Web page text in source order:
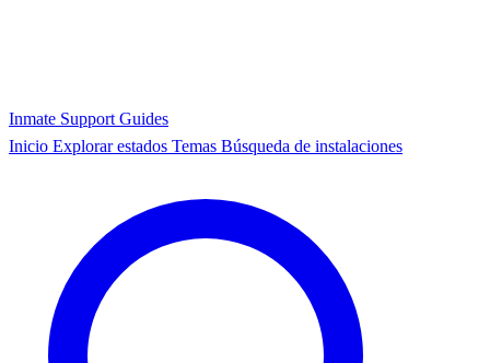
Inmate Support Guides
Inicio Explorar estados Temas Búsqueda de instalaciones